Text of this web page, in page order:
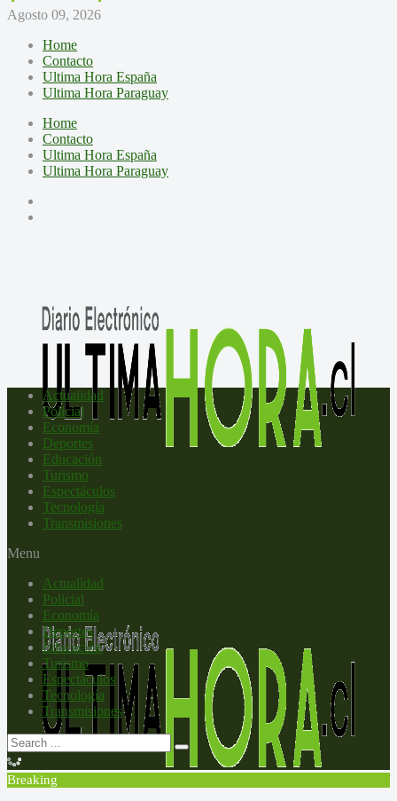
Agosto 09, 2026
Home
Contacto
Ultima Hora España
Ultima Hora Paraguay
Home
Contacto
Ultima Hora España
Ultima Hora Paraguay
Actualidad
Policial
Economía
Deportes
Educación
Turismo
Espectáculos
Tecnología
Transmisiones
Menu
Actualidad
Policial
Economía
Deportes
Educación
Turismo
Espectáculos
Tecnología
Transmisiones
Breaking